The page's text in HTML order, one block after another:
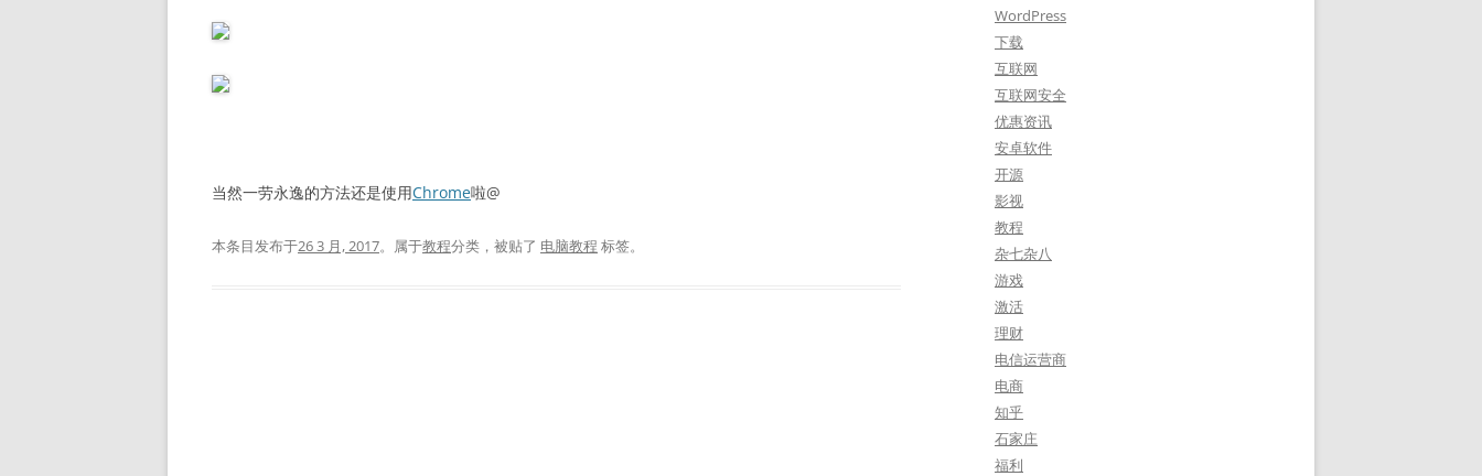
当然一劳永逸的方法还是使用Chrome啦@
本条目发布于26 3 月, 2017。属于教程分类，被贴了 电脑教程 标签。
WordPress
下载
互联网
互联网安全
优惠资讯
安卓软件
开源
影视
教程
杂七杂八
游戏
激活
理财
电信运营商
电商
知乎
石家庄
福利